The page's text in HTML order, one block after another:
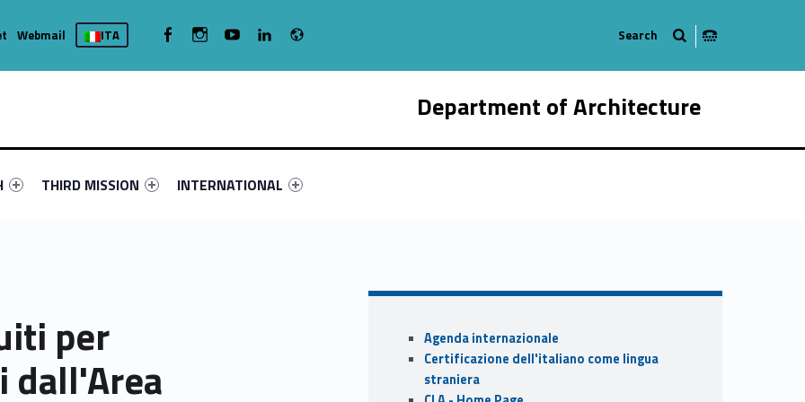
Department of Architecture
53372-4
#link-menu-primary-41328-16
Link identifier #link-menu-primary-43473-19
THIRD MISSION
Link identifier #link-menu-primary-71941-21
INTERNATIONAL
Webmail ITA WebMan on FacebookWebMan on InstagramWebMan on YoutubeWebMan on Linkedin
per
dall'Area
Sidebar
Agenda internazionale
Certificazione dell'italiano come lingua
straniera